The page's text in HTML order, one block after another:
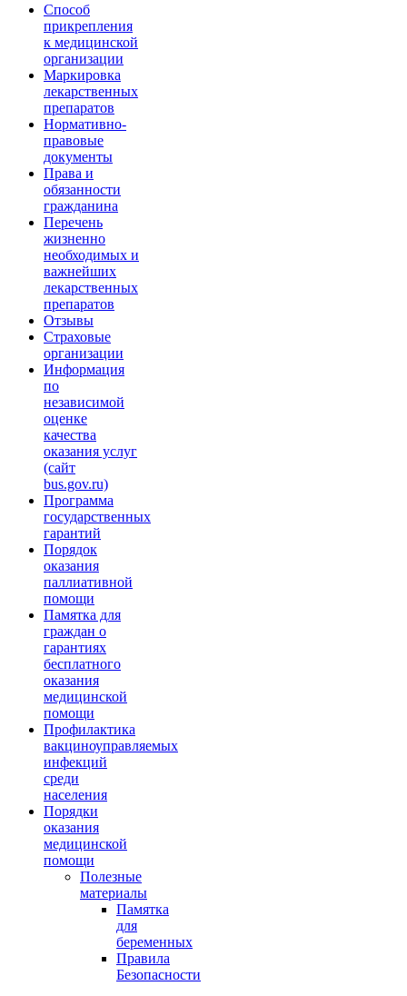
Способ
прикрепления
к медицинской
организации
Маркировка
лекарственных
препаратов
Нормативно-
правовые
документы
Права и
обязанности
гражданина
Перечень
жизненно
необходимых и
важнейших
лекарственных
препаратов
Отзывы
Страховые
организации
Информация
по
независимой
оценке
качества
оказания услуг
(сайт
bus.gov.ru)
Программа
государственных
гарантий
Порядок
оказания
паллиативной
помощи
Памятка для
граждан о
гарантиях
бесплатного
оказания
медицинской
помощи
Профилактика
вакциноуправляемых
инфекций
среди
населения
Порядки
оказания
медицинской
помощи
Полезные
материалы
Памятка
для
беременных
Правила
Безопасности